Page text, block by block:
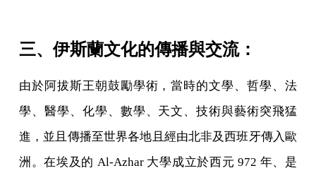
三、伊斯蘭文化的傳播與交流：
由於阿拔斯王朝鼓勵學術，當時的文學、哲學、法
學、醫學、化學、數學、天文、技術與藝術突飛猛
進，並且傳播至世界各地且經由北非及西班牙傳入歐
洲。在埃及的 Al-Azhar 大學成立於西元 972 年、是